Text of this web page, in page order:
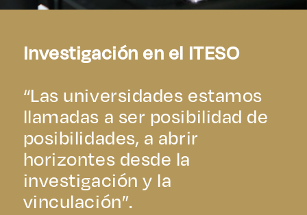
Investigación en el ITESO
“Las universidades estamos
llamadas a ser posibilidad de
posibilidades, a abrir
horizontes desde la
investigación y la
vinculación”.